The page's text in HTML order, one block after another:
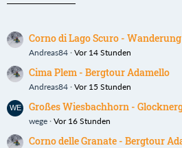
Corno di Lago Scuro -
Andreas84 Vor 14 Stunden
Cima Plem - Bergtour Adamello
Andreas84 Vor 15 Stunden
Großes Wiesbachhorn -
wege Vor 16 Stunden
Corno delle Granate - Bergtour